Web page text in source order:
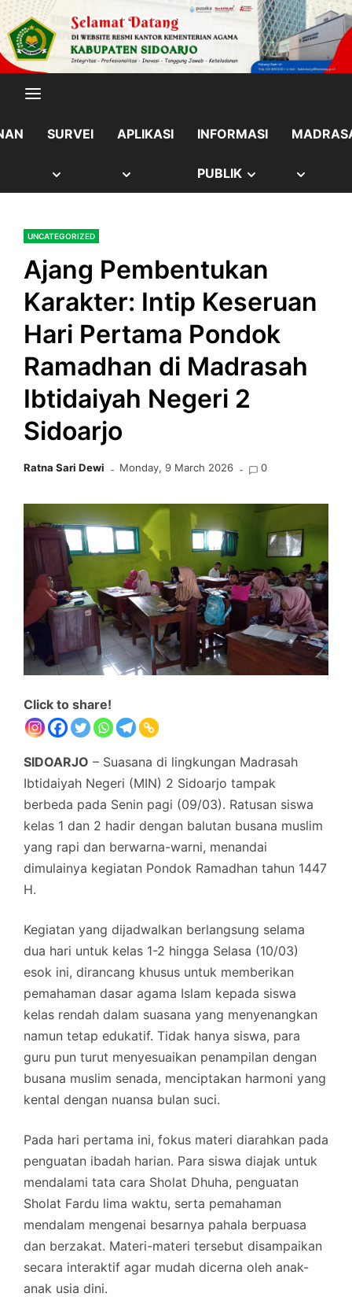
content
Skip
to
content
SURVEI APLIKASI INFORMASI
PUBLIK SHOW
UNCATEGORIZED
Ajang Pembentukan
Karakter: Intip Keseruan
Hari Pertama Pondok
Ramadhan di Madrasah
Ibtidaiyah Negeri 2
Sidoarjo
Ratna Sari Dewi Monday, 9 March 2026 0
Click to share!
SIDOARJO – Suasana di lingkungan Madrasah
Ibtidaiyah Negeri (MIN) 2 Sidoarjo tampak
berbeda pada Senin pagi (09/03). Ratusan siswa
kelas 1 dan 2 hadir dengan balutan busana muslim
yang rapi dan berwarna-warni, menandai
dimulainya kegiatan Pondok Ramadhan tahun 1447
H.
Kegiatan yang dijadwalkan berlangsung selama
dua hari untuk kelas 1-2 hingga Selasa (10/03)
esok ini, dirancang khusus untuk memberikan
pemahaman dasar agama Islam kepada siswa
kelas rendah dalam suasana yang menyenangkan
namun tetap edukatif. Tidak hanya siswa, para
guru pun turut menyesuaikan penampilan dengan
busana muslim senada, menciptakan harmoni yang
kental dengan nuansa bulan suci.
Pada hari pertama ini, fokus materi diarahkan pada
penguatan ibadah harian. Para siswa diajak untuk
mendalami tata cara Sholat Dhuha, penguatan
Sholat Fardu lima waktu, serta pemahaman
mendalam mengenai besarnya pahala berpuasa
dan berzakat. Materi-materi tersebut disampaikan
secara interaktif agar mudah dicerna oleh anak-
anak usia dini.